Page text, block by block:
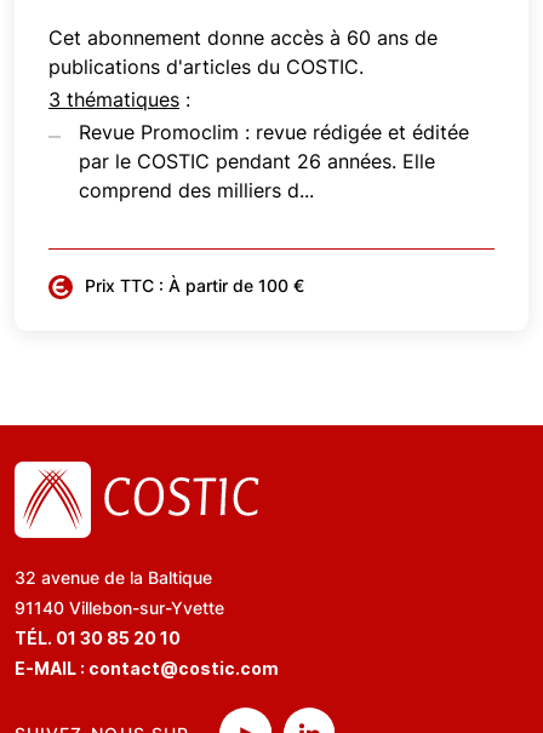
Cet abonnement donne accès à 60 ans de
publications d'articles du COSTIC.
3 thématiques :
Revue Promoclim : revue rédigée et éditée
par le COSTIC pendant 26 années. Elle
comprend des milliers d...
Prix TTC : À partir de 100 €
32 avenue de la Baltique
91140 Villebon-sur-Yvette
TÉL. 01 30 85 20 10
E-MAIL : contact@costic.com